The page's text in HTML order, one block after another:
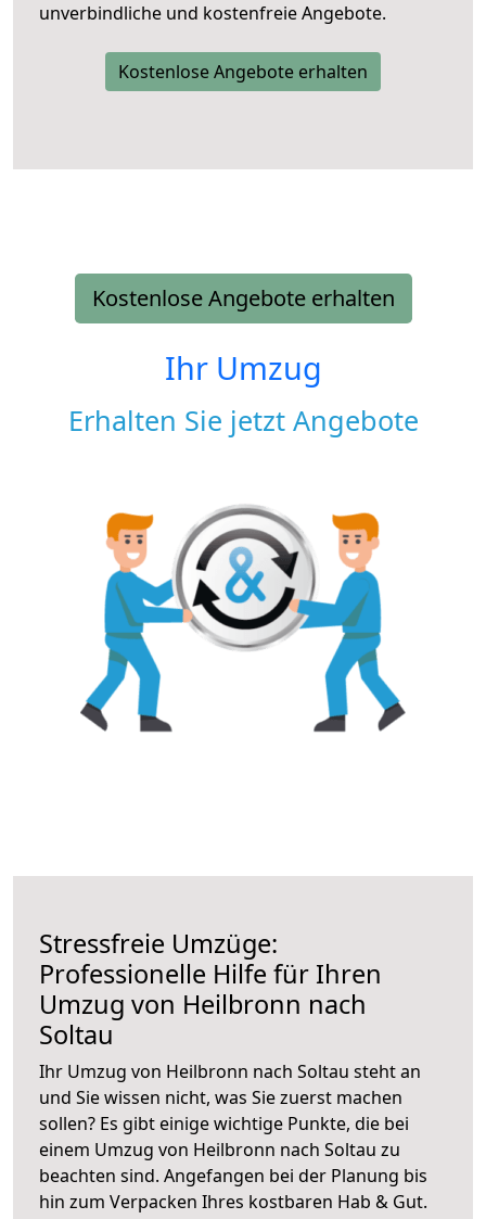
unverbindliche und kostenfreie Angebote.
Kostenlose Angebote erhalten
Kostenlose Angebote erhalten
Ihr Umzug
Erhalten Sie jetzt Angebote
Stressfreie Umzüge:
Professionelle Hilfe für Ihren
Umzug von Heilbronn nach
Soltau
Ihr Umzug von Heilbronn nach Soltau steht an
und Sie wissen nicht, was Sie zuerst machen
sollen? Es gibt einige wichtige Punkte, die bei
einem Umzug von Heilbronn nach Soltau zu
beachten sind. Angefangen bei der Planung bis
hin zum Verpacken Ihres kostbaren Hab & Gut.